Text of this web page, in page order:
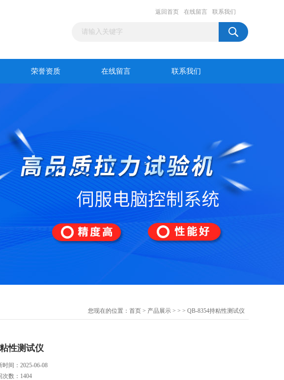
返回首页 在线留言 联系我们
荣誉资质 在线留言 联系我们
您现在的位置： 首页 > 产品展示 > > > QB-8354持粘性测试仪
性测试仪
时间：2025-06-08
次数： 1404